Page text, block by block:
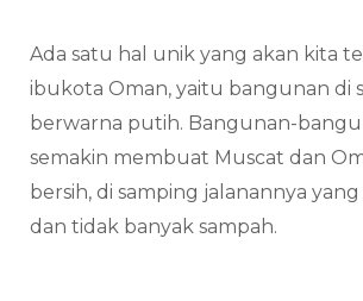
Ada satu hal unik yang akan kita
ibukota Oman, yaitu bangunan di
berwarna putih. Bangunan-
semakin membuat Muscat dan
bersih, di samping jalanannya
dan tidak banyak sampah.